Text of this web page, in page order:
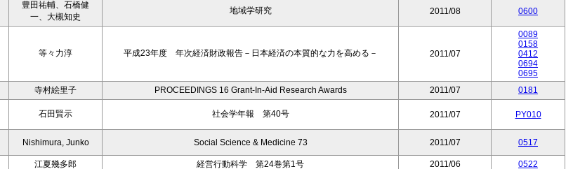
豊田祐輔、石橋健
一、大槻知史
地域学研究 2011/08 0600
等々力淳 平成23年度 年次経済財政報告－日本経済の本質的な力を高める－ 2011/07
0089
0158
0412
0694
0695
寺村絵里子 PROCEEDINGS 16 Grant-In-Aid Research Awards 2011/07
0181
石田賢示 社会学年報 第40号 2011/07 PY010
Nishimura, Junko Social Science & Medicine 73 2011/07 0517
江夏幾多郎 経営行動科学 第24巻第1号 2011/06 0522